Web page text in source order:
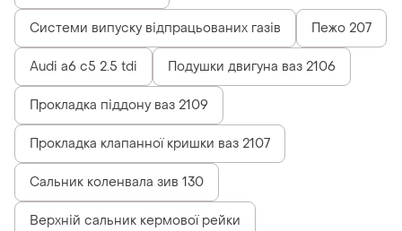
Системи випуску відпрацьованих газів Пежо 207
Audi a6 c5 2.5 tdi Подушки двигуна ваз 2106
Прокладка піддону ваз 2109
Прокладка клапанної кришки ваз 2107
Сальник коленвала зив 130
Верхній сальник кермової рейки